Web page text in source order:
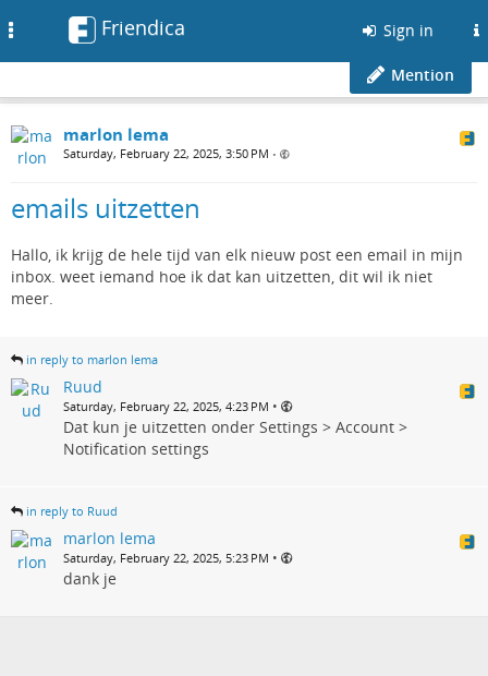
Friendica Sign in
Mention
marlon lema
Saturday, February 22, 2025, 3:50 PM •
emails uitzetten
Hallo, ik krijg de hele tijd van elk nieuw post een email in mijn
inbox. weet iemand hoe ik dat kan uitzetten, dit wil ik niet
meer.
in reply to marlon lema
Ruud
Saturday, February 22, 2025, 4:23 PM •
Dat kun je uitzetten onder Settings > Account >
Notification settings
in reply to Ruud
marlon lema
Saturday, February 22, 2025, 5:23 PM •
dank je